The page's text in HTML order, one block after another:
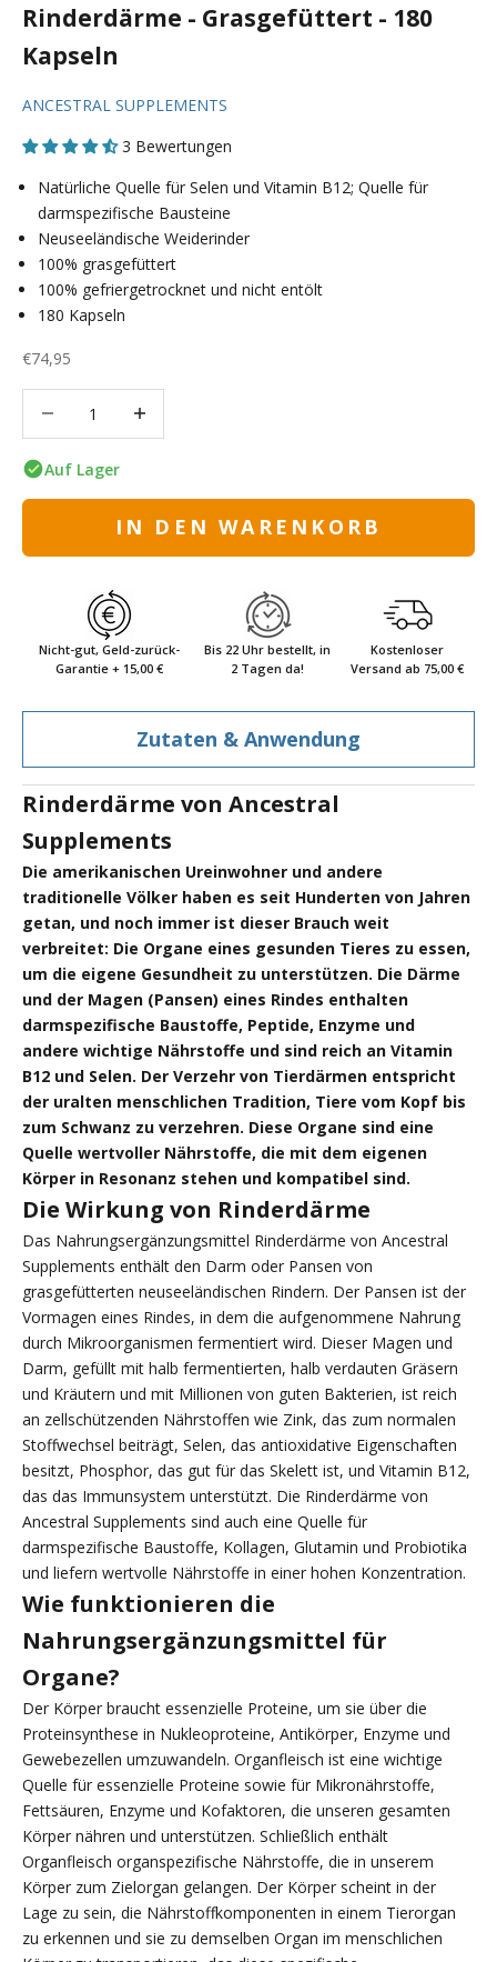
Rinderdärme - Grasgefüttert - 180
Kapseln
ANCESTRAL SUPPLEMENTS
3 Bewertungen
Natürliche Quelle für Selen und Vitamin B12; Quelle für
darmspezifische Bausteine
Neuseeländische Weiderinder
100% grasgefüttert
100% gefriergetrocknet und nicht entölt
180 Kapseln
Angebot
€74,95
Auf Lager
IN DEN WARENKORB
Nicht-gut, Geld-zurück-
Garantie + 15,00 €
Bis 22 Uhr bestellt, in
2 Tagen da!
Kostenloser
Versand ab 75,00 €
Zutaten & Anwendung
Rinderdärme von Ancestral
Supplements
Die amerikanischen Ureinwohner und andere
traditionelle Völker haben es seit Hunderten von Jahren
getan, und noch immer ist dieser Brauch weit
verbreitet: Die Organe eines gesunden Tieres zu essen,
um die eigene Gesundheit zu unterstützen. Die Därme
und der Magen (Pansen) eines Rindes enthalten
darmspezifische Baustoffe, Peptide, Enzyme und
andere wichtige Nährstoffe und sind reich an Vitamin
B12 und Selen. Der Verzehr von Tierdärmen entspricht
der uralten menschlichen Tradition, Tiere vom Kopf bis
zum Schwanz zu verzehren. Diese Organe sind eine
Quelle wertvoller Nährstoffe, die mit dem eigenen
Körper in Resonanz stehen und kompatibel sind.
Die Wirkung von Rinderdärme
Das Nahrungsergänzungsmittel Rinderdärme von Ancestral
Supplements enthält den Darm oder Pansen von
grasgefütterten neuseeländischen Rindern. Der Pansen ist der
Vormagen eines Rindes, in dem die aufgenommene Nahrung
durch Mikroorganismen fermentiert wird. Dieser Magen und
Darm, gefüllt mit halb fermentierten, halb verdauten Gräsern
und Kräutern und mit Millionen von guten Bakterien, ist reich
an zellschützenden Nährstoffen wie Zink, das zum normalen
Stoffwechsel beiträgt, Selen, das antioxidative Eigenschaften
besitzt, Phosphor, das gut für das Skelett ist, und Vitamin B12,
das das Immunsystem unterstützt. Die Rinderdärme von
Ancestral Supplements sind auch eine Quelle für
darmspezifische Baustoffe, Kollagen, Glutamin und Probiotika
und liefern wertvolle Nährstoffe in einer hohen Konzentration.
Wie funktionieren die
Nahrungsergänzungsmittel für
Organe?
Der Körper braucht essenzielle Proteine, um sie über die
Proteinsynthese in Nukleoproteine, Antikörper, Enzyme und
Gewebezellen umzuwandeln. Organfleisch ist eine wichtige
Quelle für essenzielle Proteine sowie für Mikronährstoffe,
Fettsäuren, Enzyme und Kofaktoren, die unseren gesamten
Körper nähren und unterstützen. Schließlich enthält
Organfleisch organspezifische Nährstoffe, die in unserem
Körper zum Zielorgan gelangen. Der Körper scheint in der
Lage zu sein, die Nährstoffkomponenten in einem Tierorgan
zu erkennen und sie zu demselben Organ im menschlichen